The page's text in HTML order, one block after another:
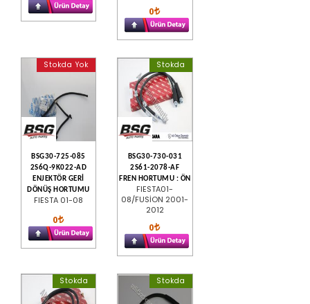
0
Stokda Yok
BSG30-725-085
2S6Q-9K022-AD
ENJEKTÖR GERİ
DÖNÜŞ HORTUMU
FIESTA 01-08
0
Stokda
BSG30-730-031
2S61-2078-AF
FREN HORTUMU : ÖN
FIESTA01-
08/FUSİON 2001-
2012
0
Stokda Stokda